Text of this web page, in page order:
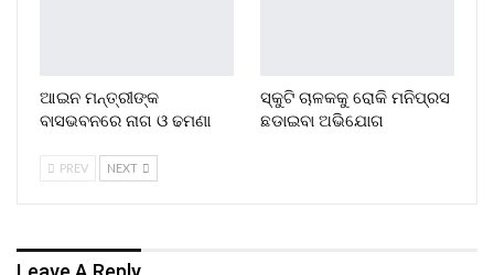
ଆଇନ ମନ୍ତ୍ରୀଙ୍କ
ବାସଭବନରେ ନାଗ ଓ ଢମଣା
ସ୍କୁଟି ଚାଳକକୁ ରୋକି ମନିପ୍ରସ
ଛଡାଇବା ଅଭିଯୋଗ
PREV NEXT